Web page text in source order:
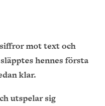
mot text och
hennes första
klar.
utspelar sig